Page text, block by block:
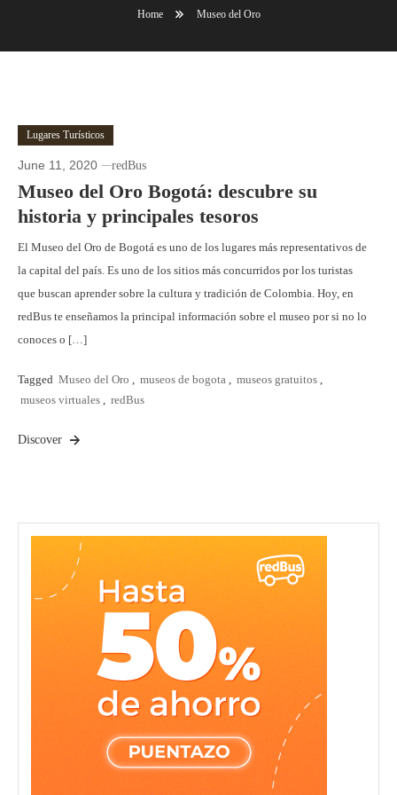
Home Museo del Oro
Lugares Turísticos
June 11, 2020 redBus
Museo del Oro Bogotá: descubre su
historia y principales tesoros
El Museo del Oro de Bogotá es uno de los lugares más representativos de
la capital del país. Es uno de los sitios más concurridos por los turistas
que buscan aprender sobre la cultura y tradición de Colombia. Hoy, en
redBus te enseñamos la principal información sobre el museo por si no lo
conoces o […]
Tagged Museo del Oro , museos de bogota , museos gratuitos ,
museos virtuales , redBus
Discover